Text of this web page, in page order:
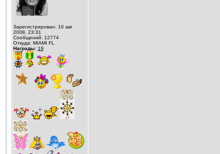
Зарегистрирован: 10 авг
2008, 23:31
Сообщений: 12774
Откуда: MIAMI FL
Награды: 19